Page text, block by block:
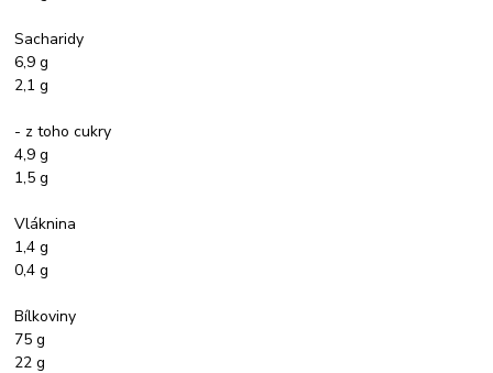
Sacharidy
6,9 g
2,1 g
- z toho cukry
4,9 g
1,5 g
Vláknina
1,4 g
0,4 g
Bílkoviny
75 g
22 g